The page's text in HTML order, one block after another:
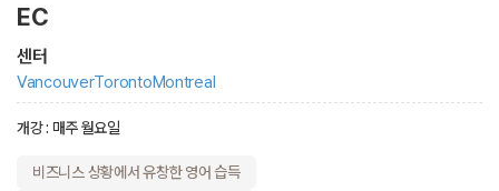
EC
센터
VancouverTorontoMontreal
개강 : 매주 월요일
비즈니스 상황에서 유창한 영어 습득